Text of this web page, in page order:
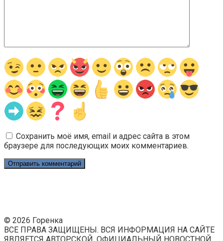
Сохранить моё имя, email и адрес сайта в этом
браузере для последующих моих комментариев.
© 2026 Горенка
ВСЕ ПРАВА ЗАЩИЩЕНЫ. ВСЯ ИНФОРМАЦИЯ НА САЙТЕ